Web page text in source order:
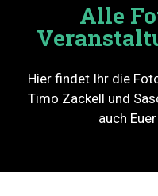
Alle
Hier findet Ihr die
Timo Zackell und
auch